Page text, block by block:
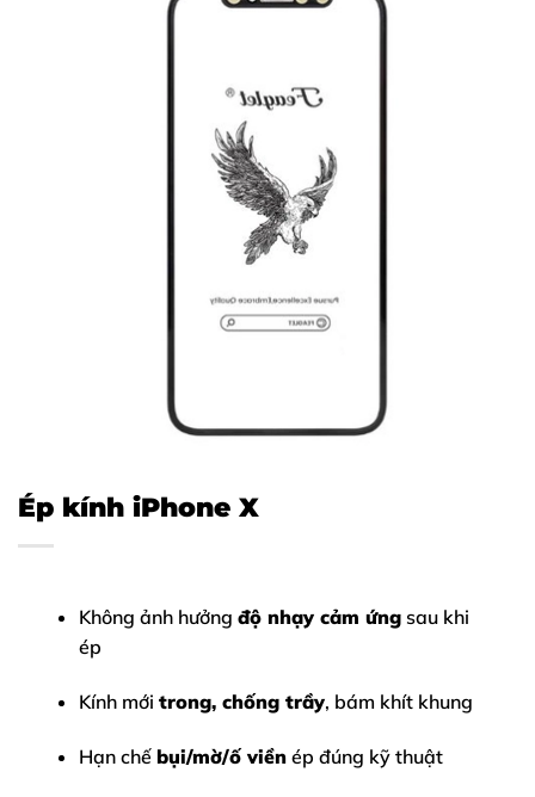
Ép kính iPhone X
Không ảnh hưởng độ nhạy cảm ứngsau khi
ép
Kính mới trong, chống trầy, bám khít khung
Hạn chế bụi/mờ/ố viềnép đúng kỹ thuật